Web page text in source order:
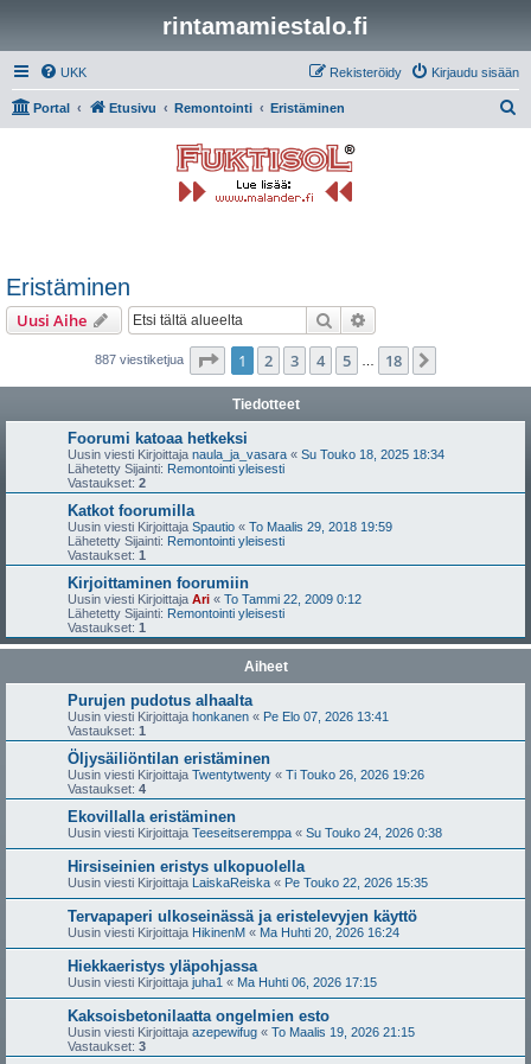
rintamamiestalo.fi
UKK Kirjaudu sisään
Rekisteröidy
Portal Etusivu Remontointi Eristäminen
Eristäminen
Uusi Aihe Etsi
887 viestiketjua Sivu /18
1 2 3 4 5 18
Tiedotteet
Foorumi katoaa hetkeksi
Uusin viesti Kirjoittaja naula_ja_vasara « Su Touko 18, 2025 18:34
Lähetetty Sijainti: Remontointi yleisesti
Vastaukset: 2
Katkot foorumilla
Uusin viesti Kirjoittaja Spautio « To Maalis 29, 2018 19:59
Lähetetty Sijainti: Remontointi yleisesti
Vastaukset: 1
Kirjoittaminen foorumiin
Uusin viesti Kirjoittaja Ari « To Tammi 22, 2009 0:12
Lähetetty Sijainti: Remontointi yleisesti
Vastaukset: 1
Aiheet
Purujen pudotus alhaalta
Uusin viesti Kirjoittaja honkanen « Pe Elo 07, 2026 13:41
Vastaukset: 1
Öljysäiliöntilan eristäminen
Uusin viesti Kirjoittaja Twentytwenty « Ti Touko 26, 2026 19:26
Vastaukset: 4
Ekovillalla eristäminen
Uusin viesti Kirjoittaja Teeseitseremppa « Su Touko 24, 2026 0:38
Hirsiseinien eristys ulkopuolella
Uusin viesti Kirjoittaja LaiskaReiska « Pe Touko 22, 2026 15:35
Tervapaperi ulkoseinässä ja eristelevyjen käyttö
Uusin viesti Kirjoittaja HikinenM « Ma Huhti 20, 2026 16:24
Hiekkaeristys yläpohjassa
Uusin viesti Kirjoittaja juha1 « Ma Huhti 06, 2026 17:15
Kaksoisbetonilaatta ongelmien esto
Uusin viesti Kirjoittaja azepewifug « To Maalis 19, 2026 21:15
Vastaukset: 3